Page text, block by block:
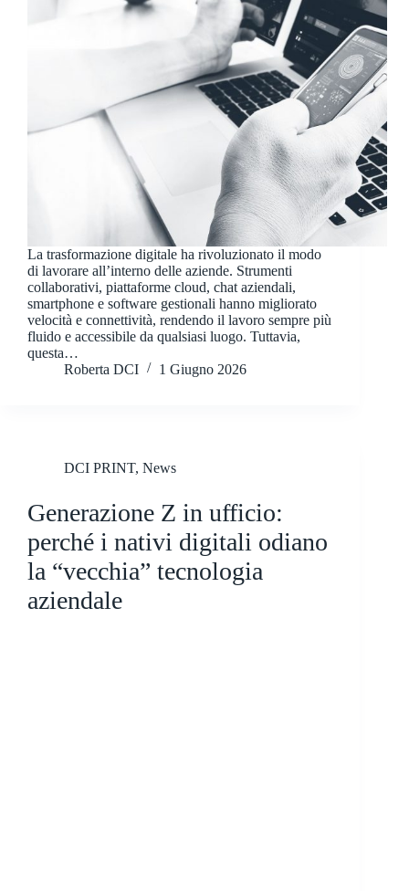
La trasformazione digitale ha rivoluzionato il modo
di lavorare all’interno delle aziende. Strumenti
collaborativi, piattaforme cloud, chat aziendali,
smartphone e software gestionali hanno migliorato
velocità e connettività, rendendo il lavoro sempre più
fluido e accessibile da qualsiasi luogo. Tuttavia,
questa…
Roberta DCI
1 Giugno 2026
DCI PRINT, News
Generazione Z in ufficio:
perché i nativi digitali odiano
la “vecchia” tecnologia
aziendale